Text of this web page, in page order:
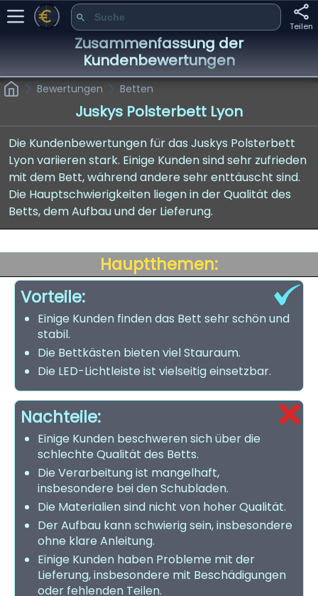
Teilen
Zusammenfassung der
Kundenbewertungen
Bewertungen Betten
Juskys Polsterbett Lyon
Die Kundenbewertungen für das Juskys Polsterbett
Lyon variieren stark. Einige Kunden sind sehr zufrieden
mit dem Bett, während andere sehr enttäuscht sind.
Die Hauptschwierigkeiten liegen in der Qualität des
Betts, dem Aufbau und der Lieferung.
Hauptthemen:
Vorteile:
Einige Kunden finden das Bett sehr schön und
stabil.
Die Bettkästen bieten viel Stauraum.
Die LED-Lichtleiste ist vielseitig einsetzbar.
Nachteile:
Einige Kunden beschweren sich über die
schlechte Qualität des Betts.
Die Verarbeitung ist mangelhaft,
insbesondere bei den Schubladen.
Die Materialien sind nicht von hoher Qualität.
Der Aufbau kann schwierig sein, insbesondere
ohne klare Anleitung.
Einige Kunden haben Probleme mit der
Lieferung, insbesondere mit Beschädigungen
oder fehlenden Teilen.